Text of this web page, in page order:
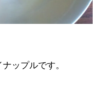
ップルです。